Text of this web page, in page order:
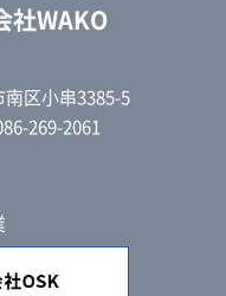
社WAKO
区小串3385-5
269-2061